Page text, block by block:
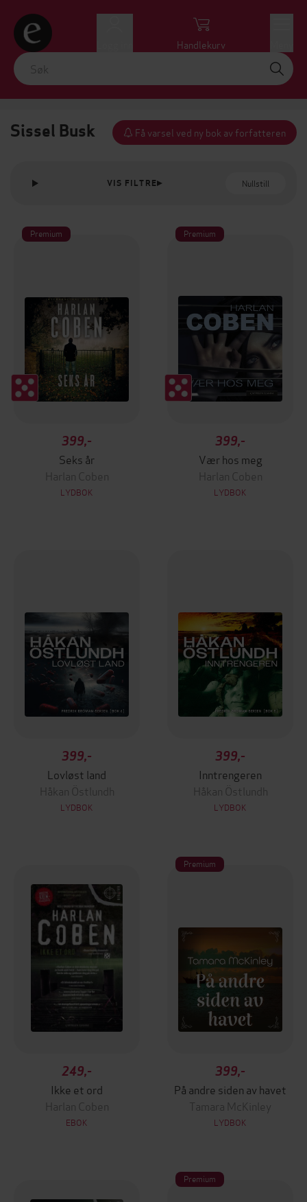
Handlekurv
Sissel Busk Få varsel ved ny bok av forfatteren
VIS FILTRE Nullstill
Premium
399,-
Seks år
Harlan Coben
LYDBOK
Premium
399,-
Vær hos meg
Harlan Coben
LYDBOK
399,-
Lovløst land
Håkan Östlundh
LYDBOK
399,-
Inntrengeren
Håkan Östlundh
LYDBOK
249,-
Ikke et ord
Harlan Coben
EBOK
Premium
399,-
På andre siden av havet
Tamara McKinley
LYDBOK
Premium